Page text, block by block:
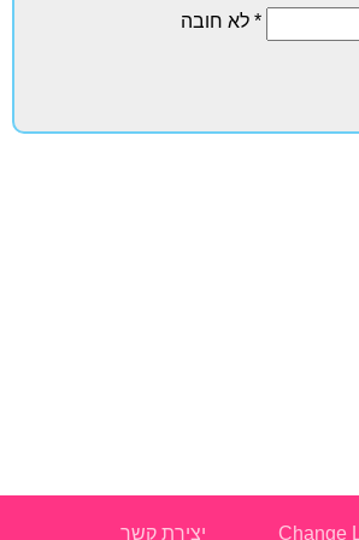
* לא חובה
Change יצירת קשר